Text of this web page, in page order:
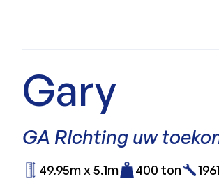
Gary
GA RIchting uw
49.95m x 5.1m 400 ton 1961